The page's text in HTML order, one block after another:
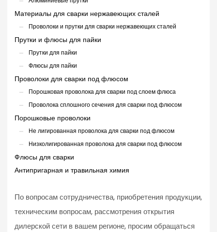
Материалы для сварки нержавеющих сталей
Проволоки и прутки для сварки нержавеющих сталей
Прутки и флюсы для пайки
Прутки для пайки
Флюсы для пайки
Проволоки для сварки под флюсом
Порошковая проволока для сварки под слоем флюса
Проволока сплошного сечения для сварки под флюсом
Порошковые проволоки
Не лигированная проволока для сварки под флюсом
Низколигированная проволока для сварки под флюсом
Флюсы для сварки
Антипригарная и травильная химия
По вопросам сотрудничества, приобретения продукции,
техническим вопросам, рассмотрения открытия
дилерской сети в вашем регионе, просим обращаться